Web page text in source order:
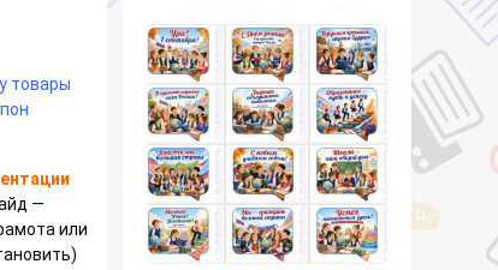
товары
—
или